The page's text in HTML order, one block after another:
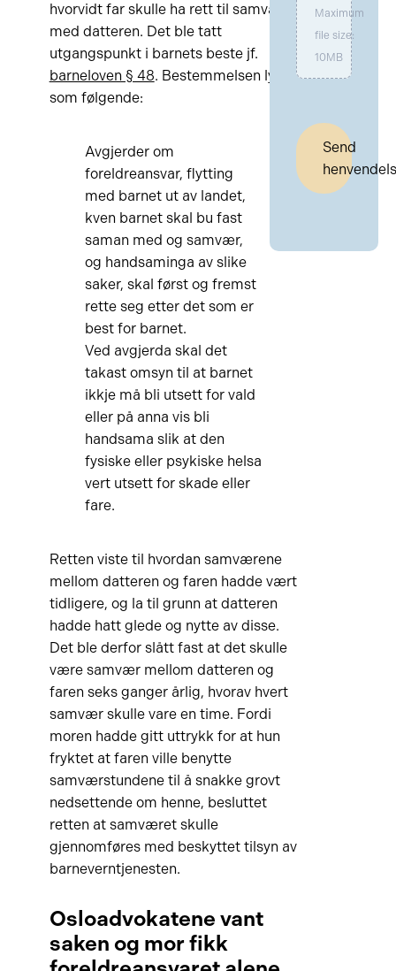
hvorvidt far skulle ha rett til samvær
med datteren. Det ble tatt
utgangspunkt i barnets beste jf.
barneloven § 48. Bestemmelsen lyder
som følgende:
Avgjerder om
foreldreansvar, flytting
med barnet ut av landet,
kven barnet skal bu fast
saman med og samvær,
og handsaminga av slike
saker, skal først og fremst
rette seg etter det som er
best for barnet.
Ved avgjerda skal det
takast omsyn til at barnet
ikkje må bli utsett for vald
eller på anna vis bli
handsama slik at den
fysiske eller psykiske helsa
vert utsett for skade eller
fare.
Retten viste til hvordan samværene
mellom datteren og faren hadde vært
tidligere, og la til grunn at datteren
hadde hatt glede og nytte av disse.
Det ble derfor slått fast at det skulle
være samvær mellom datteren og
faren seks ganger årlig, hvorav hvert
samvær skulle vare en time. Fordi
moren hadde gitt uttrykk for at hun
fryktet at faren ville benytte
samværstundene til å snakke grovt
nedsettende om henne, besluttet
retten at samværet skulle
gjennomføres med beskyttet tilsyn av
barneverntjenesten.
Osloadvokatene vant
saken og mor fikk
Maximum
file size:
10MB
Send